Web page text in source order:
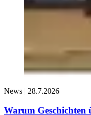
News | 28.7.2026
Warum